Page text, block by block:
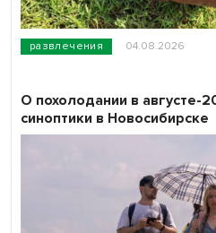
развлечения 04.08.2026
О похолодании в августе-
синоптики в Новосибирске